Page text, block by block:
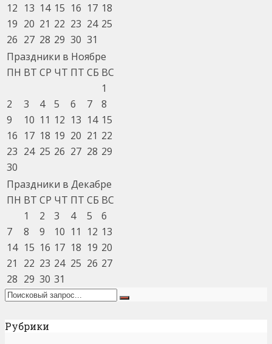
12 13 14 15 16 17 18
19 20 21 22 23 24 25
26 27 28 29 30 31
Праздники в Ноябре
ПН ВТ СР ЧТ ПТ СБ ВС
1
2
3 4 5 6 7
8
9
10 11 12 13 14 15
16 17 18 19 20 21 22
23 24 25 26 27 28 29
30
Праздники в Декабре
ПН ВТ СР ЧТ ПТ СБ ВС
1
2 3 4 5
6
7
8 9 10 11 12 13
14 15 16 17 18 19 20
21
22 23 24 25 26 27
28 29 30 31
Рубрики